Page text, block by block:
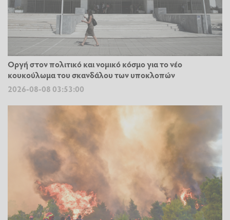
Οργή στον πολιτικό και νομικό κόσμο για το νέο
κουκούλωμα του σκανδάλου των υποκλοπών
2026-08-08 03:53:00